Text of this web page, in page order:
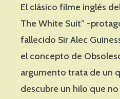
El clásico filme inglés
The White Suit” -
fallecido Sir Alec
el concepto de
argumento trata de un
descubre un hilo que